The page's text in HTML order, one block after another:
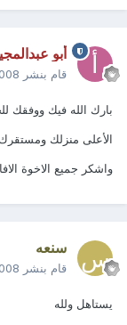
أبو
قام بنشر
بارك الله فيك ووفقك
الأعلى منزلك ومستقرك
واشكر جميع الاخوة
سنعه
قام بنشر
يستاهل ولله